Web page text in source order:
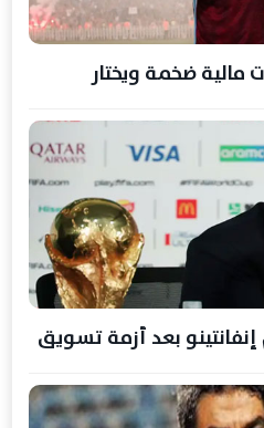
مالية ضخمة ويختار
بعد أزمة تسويق